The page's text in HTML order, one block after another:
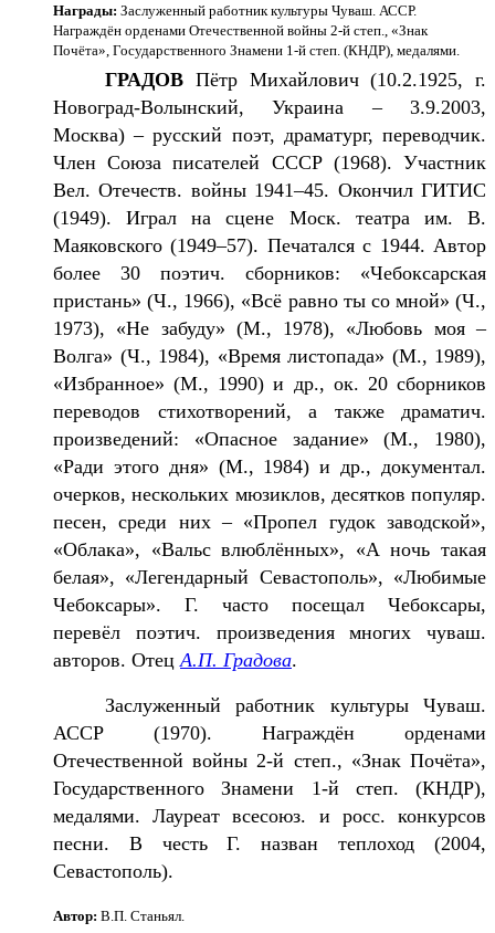
Награды: Заслуженный работник культуры Чуваш. АССР.
Награждён орденами Отечественной войны 2-й степ., «Знак
Почёта», Государственного Знамени 1-й степ. (КНДР), медалями.
ГРАДОВ Пётр Михайлович (10.2.1925, г.
Новоград-Волынский, Украина – 3.9.2003,
Москва) – русский поэт, драматург, переводчик.
Член Союза писателей СССР (1968). Участник
Вел. Отечеств. войны 1941–45. Окончил ГИТИС
(1949). Играл на сцене Моск. театра им. В.
Маяковского (1949–57). Печатался с 1944. Автор
более 30 поэтич. сборников: «Чебоксарская
пристань» (Ч., 1966), «Всё равно ты со мной» (Ч.,
1973), «Не забуду» (М., 1978), «Любовь моя –
Волга» (Ч., 1984), «Время листопада» (М., 1989),
«Избранное» (М., 1990) и др., ок. 20 сборников
переводов стихотворений, а также драматич.
произведений: «Опасное задание» (М., 1980),
«Ради этого дня» (М., 1984) и др., документал.
очерков, нескольких мюзиклов, десятков популяр.
песен, среди них – «Пропел гудок заводской»,
«Облака», «Вальс влюблённых», «А ночь такая
белая», «Легендарный Севастополь», «Любимые
Чебоксары». Г. часто посещал Чебоксары,
перевёл поэтич. произведения многих чуваш.
авторов. Отец А.П. Градова.
Заслуженный работник культуры Чуваш.
АССР (1970). Награждён орденами
Отечественной войны 2-й степ., «Знак Почёта»,
Государственного Знамени 1-й степ. (КНДР),
медалями. Лауреат всесоюз. и росс. конкурсов
песни. В честь Г. назван теплоход (2004,
Севастополь).
Автор: В.П. Станьял.